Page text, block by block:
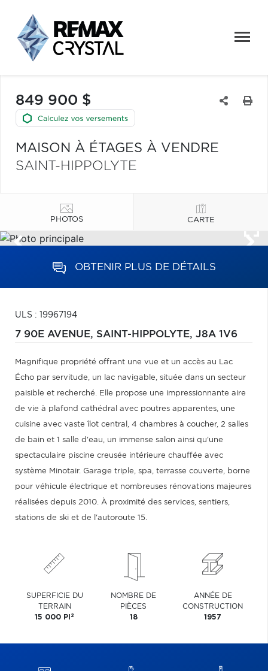
849 900 $
MAISON À ÉTAGES À VENDRE
SAINT-HIPPOLYTE
PHOTOS CARTE
OBTENIR PLUS DE DÉTAILS
ULS : 19967194
7 90E AVENUE, SAINT-HIPPOLYTE, J8A 1V6
Magnifique propriété offrant une vue et un accès au Lac
Écho par servitude, un lac navigable, située dans un secteur
paisible et recherché. Elle propose une impressionnante aire
de vie à plafond cathédral avec poutres apparentes, une
cuisine avec vaste îlot central, 4 chambres à coucher, 2 salles
de bain et 1 salle d'eau, un immense salon ainsi qu'une
spectaculaire piscine creusée intérieure chauffée avec
système Minotair. Garage triple, spa, terrasse couverte, borne
pour véhicule électrique et nombreuses rénovations majeures
réalisées depuis 2010. À proximité des services, sentiers,
stations de ski et de l'autoroute 15.
SUPERFICIE DU
TERRAIN
15 000 PI 2
NOMBRE DE
PIÈCES
18
ANNÉE DE
CONSTRUCTION
1957